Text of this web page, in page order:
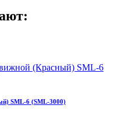
SML-6 (SML-3000)